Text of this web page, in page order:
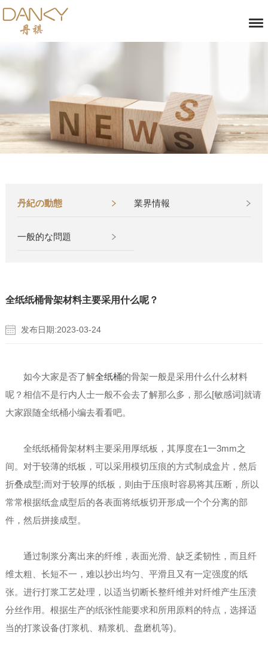
丹紀の動態 業界情報
一般的な問題
全纸纸桶骨架材料主要采用什么呢？
发布日期:2023-03-24
如今大家是否了解全纸桶的骨架一般是采用什么什么材料
呢？相信不是行内人士一般不会去了解那么多，那么[敏感词]就请
大家跟随全纸桶小编去看看吧。
全纸纸桶骨架材料主要采用厚纸板，其厚度在1一3mm之
间。对于较薄的纸板，可以采用模切压痕的方式制成盒片，然后
折叠成型;而对于较厚的纸板，则由于压痕时容易将其压断，所以
常常根据纸盒成型后的各表面将纸板切开形成一个个分离的部
件，然后拼接成型。
通过制浆分离出来的纤维，表面光滑、缺乏柔韧性，而且纤
维太粗、长短不一，难以抄出均匀、平滑且又有一定强度的纸
张。进行打浆工艺处理，以适当切断长整纤维并对纤维产生压溃
分丝作用。根据生产的纸张性能要求和所用原料的特点，选择适
当的打浆设备(打浆机、精浆机、盘磨机等)。